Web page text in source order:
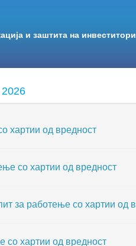
и заштита на инвеститори
2026
хартии од вредност
со хартии од вредност
за работење со хартии од
со хартии од вредност